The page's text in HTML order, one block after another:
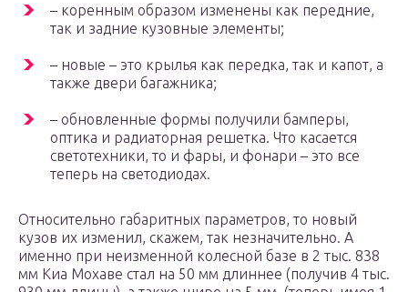
– коренным образом изменены как передние,
так и задние кузовные элементы;
– новые – это крылья как передка, так и капот, а
также двери багажника;
– обновленные формы получили бамперы,
оптика и радиаторная решетка. Что касается
светотехники, то и фары, и фонари – это все
теперь на светодиодах.
Относительно габаритных параметров, то новый
кузов их изменил, скажем, так незначительно. А
именно при неизменной колесной базе в 2 тыс. 838
мм Киа Мохаве стал на 50 мм длиннее (получив 4 тыс.